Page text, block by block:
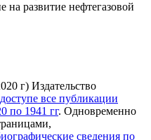
развитие нефтегазовой
г) Издательство
все публикации
по 1941 гг. Одновременно
сведения по